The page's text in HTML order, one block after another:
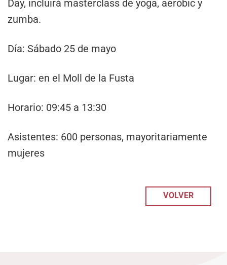
Day, incluirá masterclass de yoga, aeróbic y
zumba.
Día: Sábado 25 de mayo
Lugar: en el Moll de la Fusta
Horario: 09:45 a 13:30
Asistentes: 600 personas, mayoritariamente
mujeres
VOLVER